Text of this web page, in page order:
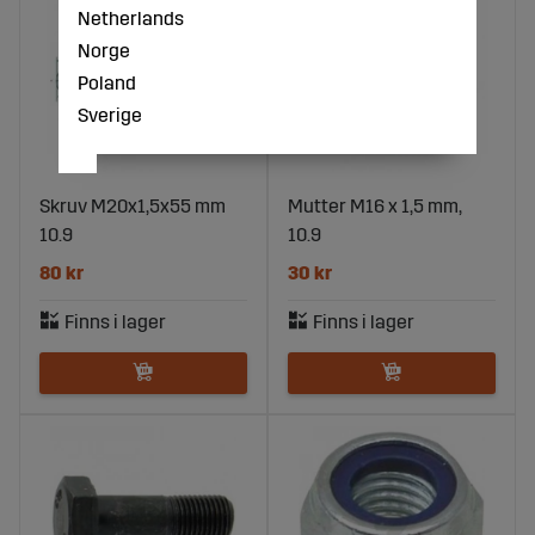
Skruv M20x1,5x55 mm
10.9
80 kr
Mutter M16 x 1,5 mm,
10.9
30 kr
Netherlands
Norge
Poland
Sverige